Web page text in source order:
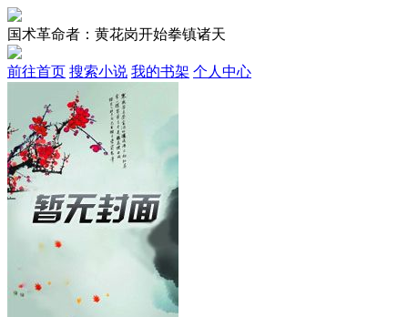
国术革命者：黄花岗开始拳镇诸天
前往首页 搜索小说 我的书架 个人中心